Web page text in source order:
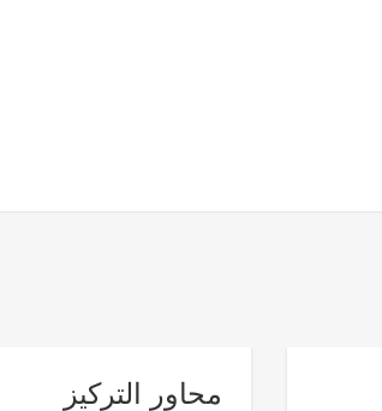
محاور التركيز